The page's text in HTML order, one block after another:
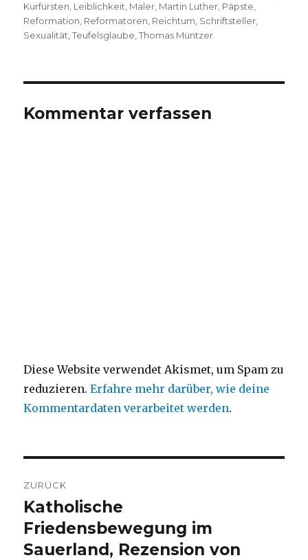
Kurfürsten Leiblichkeit Maler Martin Luther Päpste
Reformation Reformatoren Reichtum Schriftsteller
Sexualität ,Teufelsglaube ,Thomas Müntzer
Kommentar verfassen
Diese Website verwendet Akismet, um Spam zu
reduzieren.Erfahre mehr darüber, wie deine
Kommentardaten verarbeitet werden.
ZURÜCK
Vorheriger
Beitrag:
Katholische
Friedensbewegung im
Sauerland, Rezension von